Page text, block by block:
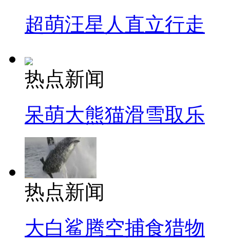
超萌汪星人直立行走
热点新闻
呆萌大熊猫滑雪取乐
热点新闻
大白鲨腾空捕食猎物